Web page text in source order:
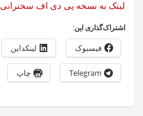
لینک به نسخه پی دی اف سخنرانی
اشتراک‌گذاری این:
فیسبوک لینکداین
Telegram چاپ